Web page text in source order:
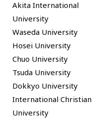
Akita International
University
Waseda University
Hosei University
Chuo University
Tsuda University
Dokkyo University
International Christian
University